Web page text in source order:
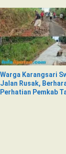
Warga Karangsari
Jalan Rusak,
Perhatian Pemkab